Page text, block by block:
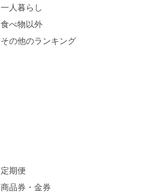
一人暮らし
食べ物以外
その他のランキング
定期便
商品券・金券